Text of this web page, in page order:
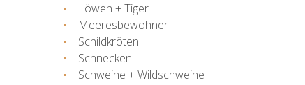
Löwen + Tiger
Meeresbewohner
Schildkröten
Schnecken
Schweine + Wildschweine